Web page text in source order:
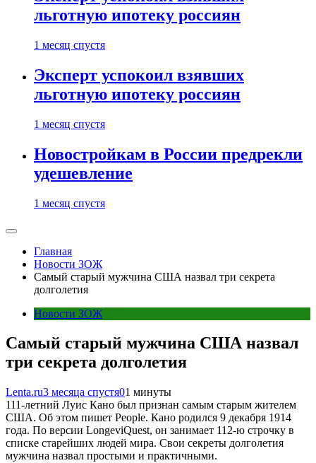
льготную ипотеку россиян
1 месяц спустя
Эксперт успокоил взявших
льготную ипотеку россиян
1 месяц спустя
Новостройкам в России предрекли
удешевление
1 месяц спустя
Главная
Новости ЗОЖ
Самый старый мужчина США назвал три секрета
долголетия
Новости ЗОЖ
Самый старый мужчина США назвал
три секрета долголетия
Lenta.ru3 месяца спустя01 минуты
111-летний Луис Кано был признан самым старым жителем
США. Об этом пишет People. Кано родился 9 декабря 1914
года. По версии LongeviQuest, он занимает 112-ю строчку в
списке старейших людей мира. Свои секреты долголетия
мужчина назвал простыми и практичными.